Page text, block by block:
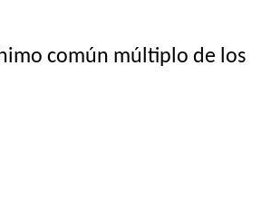
común múltiplo de los